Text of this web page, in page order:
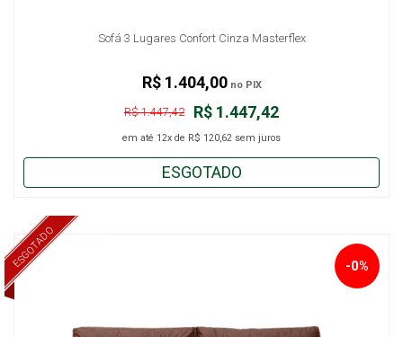
Sofá 3 Lugares Confort Cinza Masterflex
R$ 1.447,42
R$ 1.447,42
em até 12x de R$ 120,62 sem juros
R$ 1.404,00no PIX
ESGOTADO
ESGOTADO -0%